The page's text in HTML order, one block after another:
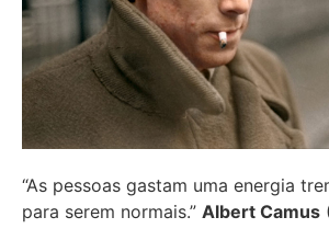
“As pessoas gastam uma energia
para serem normais.” Albert Camus